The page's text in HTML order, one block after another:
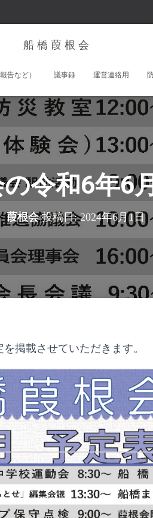
船 橋 葭 根 会
告など） 議事録 運営連絡用
令和6年6
:葭根会投稿日:2024年6月1日
掲載させていただきます。